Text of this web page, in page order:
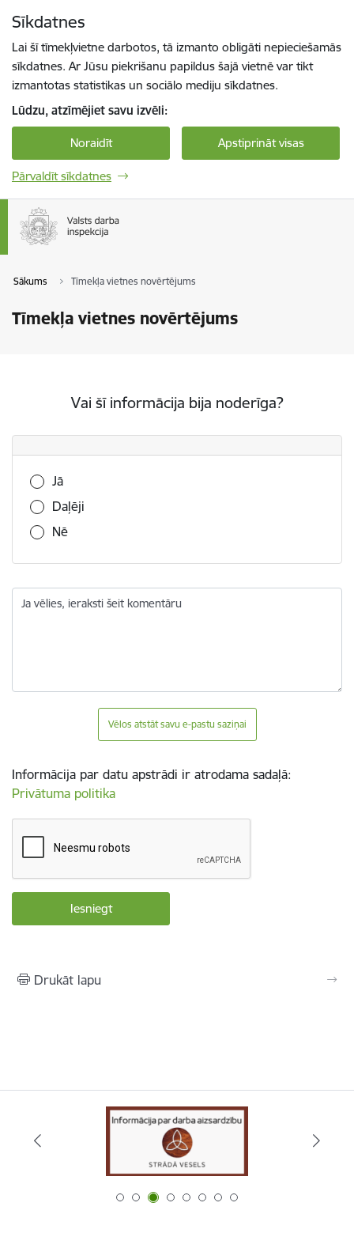
Sīkdatnes
Lai šī tīmekļvietne darbotos, tā izmanto obligāti nepieciešamās
sīkdatnes. Ar Jūsu piekrišanu papildus šajā vietnē var tikt
izmantotas statistikas un sociālo mediju sīkdatnes.
Lūdzu, atzīmējiet savu izvēli:
Noraidīt Apstiprināt visas
Pārvaldīt sīkdatnes
Sākums Tīmekļa vietnes novērtējums
Tīmekļa vietnes novērtējums
Vai šī informācija bija noderīga?
Vai šī informācija bija noderīga?
Jā
Daļēji
Nē
Ja vēlies, ieraksti šeit komentāru
Vēlos atstāt savu e-pastu saziņai
Informācija par datu apstrādi ir atrodama sadaļā:
Privātuma politika
Drukāt lapu